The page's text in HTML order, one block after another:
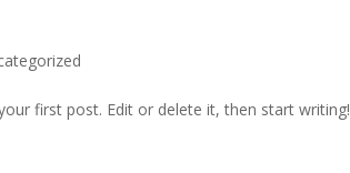
first post. Edit or delete it, then start writing!